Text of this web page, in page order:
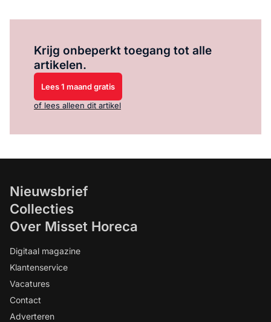
Krijg onbeperkt toegang tot alle
artikelen.
Lees 1 maand gratis
of lees alleen dit artikel
Nieuwsbrief
Collecties
Over Misset Horeca
Digitaal magazine
Klantenservice
Vacatures
Contact
Adverteren